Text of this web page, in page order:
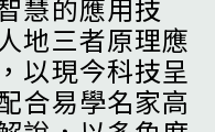
慧的應用技
地三者原理應
以現今科技呈
合易學名家高